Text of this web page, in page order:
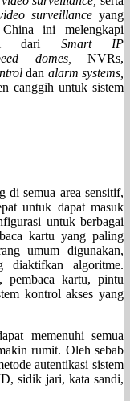
surveillance yang
ini melengkapi
dari Smart IP
domes, NVRs,
dan alarm systems,
canggih untuk sistem
di semua area sensitif,
untuk dapat masuk
untuk berbagai
kartu yang paling
umum digunakan,
diaktifkan algoritme.
pembaca kartu, pintu
kontrol akses yang
memenuhi semua
rumit. Oleh sebab
autentikasi sistem
sidik jari, kata sandi,